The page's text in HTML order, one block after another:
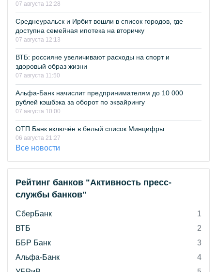
07 августа 12:28
Среднеуральск и Ирбит вошли в список городов, где
доступна семейная ипотека на вторичку
07 августа 12:13
ВТБ: россияне увеличивают расходы на спорт и
здоровый образ жизни
07 августа 11:50
Альфа-Банк начислит предпринимателям до 10 000
рублей кэшбэка за оборот по эквайрингу
07 августа 10:00
ОТП Банк включён в белый список Минцифры
06 августа 21:27
Все новости
Рейтинг банков "Активность пресс-
службы банков"
СберБанк
1
ВТБ
2
ББР Банк
3
Альфа-Банк
4